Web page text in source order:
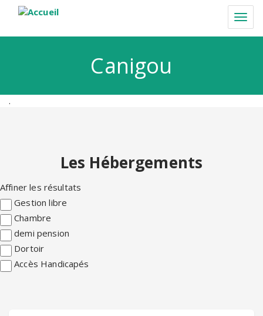
Canigou
.
Les Hébergements
Affiner les résultats
Gestion libre
Chambre
demi pension
Dortoir
Accès Handicapés